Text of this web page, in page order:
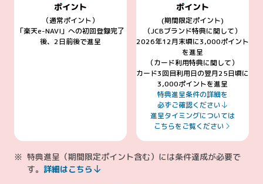
ポイント
（通常ポイント）
「楽天e-NAVI」への初回登録完了
後、2日前後で進呈
ポイント
(期間限定ポイント)
（JCBブランド特典に関して）
2026年12月末頃に3,000ポイント
を進呈
（カード利用特典に関して）
カード3回目利用日の翌月25日頃に
3,000ポイントを進呈
特典進呈条件の詳細を
必ずご確認ください
進呈タイミングについては
こちらをご覧ください
特典進呈（期間限定ポイント含む）には条件達成が必要で
す。 詳細はこちら